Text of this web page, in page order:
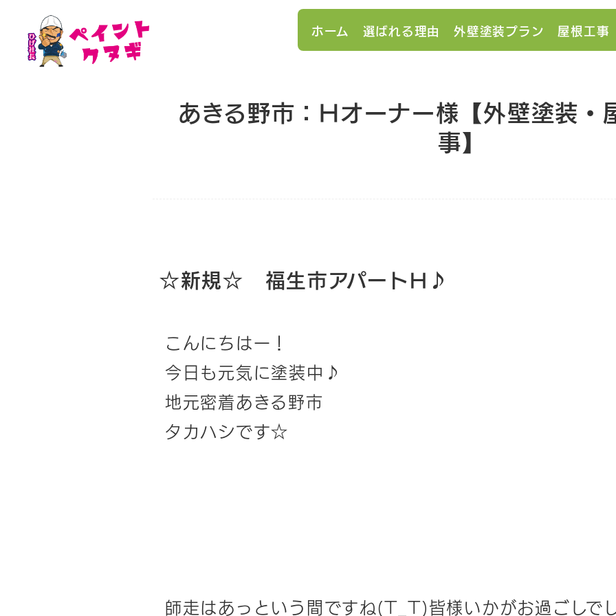
ホーム 選ばれる理由 外壁塗装プラン 屋根工事
あきる野市：Hオーナー様【外壁塗装
事】
☆新規☆ 福生市アパートH♪
こんにちはー！
今日も元気に塗装中♪
地元密着あきる野市
タカハシです☆
師走はあっという間ですね(T_T)皆様いかがお過ごしで